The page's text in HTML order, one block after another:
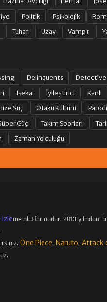
Politik Psikolojik
Tuhaf Uzay Vampir
Delinquents Detective
Isekai İyileştirici Kanlı
Suç Otaku Kültürü Parodi
Güç Takım Sporları
Zaman Yolculuğu
izleme platformudur. 2013 yılından
One Piece, Naruto, Attack